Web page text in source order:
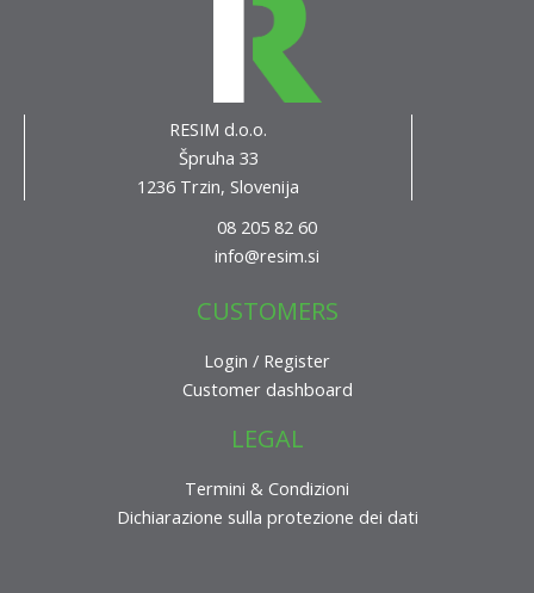
RESIM d.o.o.
Špruha 33
1236 Trzin, Slovenija
08 205 82 60
info@resim.si
CUSTOMERS
Login / Register
Customer dashboard
LEGAL
Termini & Condizioni
Dichiarazione sulla protezione dei dati